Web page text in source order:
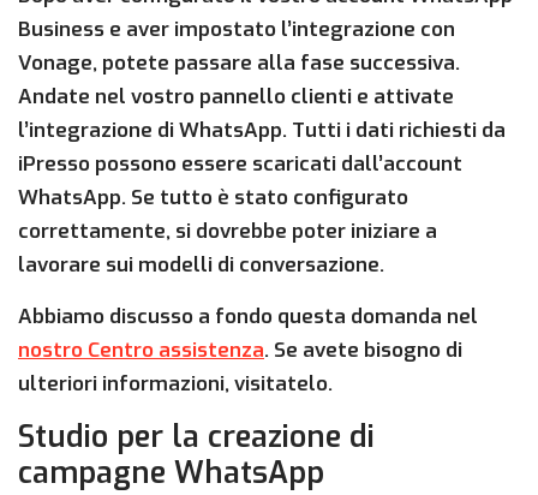
Business e aver impostato l’integrazione con
Vonage, potete passare alla fase successiva.
Andate nel vostro pannello clienti e attivate
l’integrazione di WhatsApp. Tutti i dati richiesti da
iPresso possono essere scaricati dall’account
WhatsApp. Se tutto è stato configurato
correttamente, si dovrebbe poter iniziare a
lavorare sui modelli di conversazione.
Abbiamo discusso a fondo questa domanda nel
nostro Centro assistenza. Se avete bisogno di
ulteriori informazioni, visitatelo.
Studio per la creazione di
campagne WhatsApp